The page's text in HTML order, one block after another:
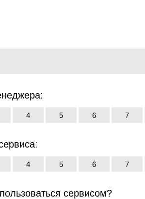
4 5 6 7
4 5 6 7
сервисом?